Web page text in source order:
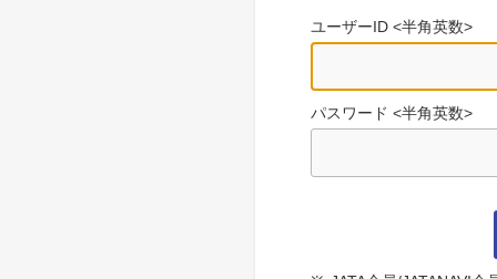
ユーザーID <半角英数>
パスワード <半角英数>